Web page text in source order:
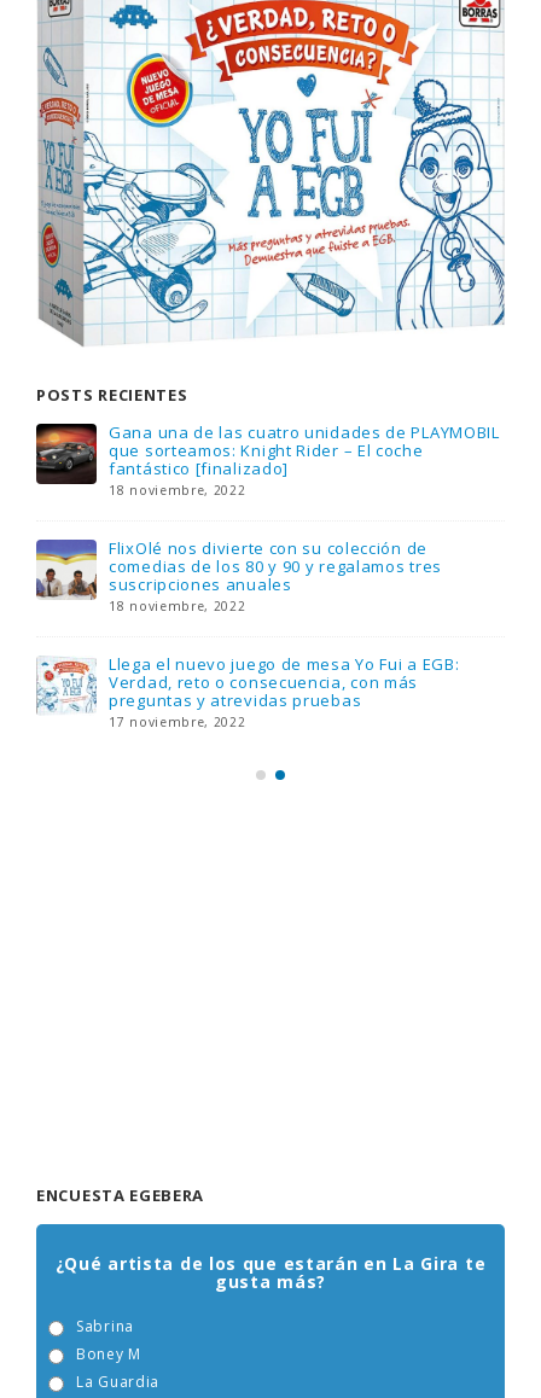
POSTS RECIENTES
Gana una de las cuatro unidades de PLAYMOBIL
que sorteamos: Knight Rider – El coche
fantástico [finalizado]
18 noviembre, 2022
FlixOlé nos divierte con su colección de
comedias de los 80 y 90 y regalamos tres
suscripciones anuales
18 noviembre, 2022
Llega el nuevo juego de mesa Yo Fui a EGB:
Verdad, reto o consecuencia, con más
preguntas y atrevidas pruebas
17 noviembre, 2022
ENCUESTA EGEBERA
¿Qué artista de los que estarán en La Gira te
gusta más?
Sabrina
Boney M
La Guardia